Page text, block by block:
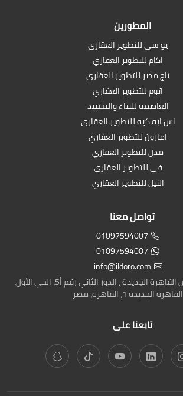
المطورين
يو سى للتطوير العقارى
اكام للتطوير العقاري
تاج مصر للتطوير العقاري
اتوم للتطوير العقاري
العاصمة للبناء والتشييد
اس ايه كيه للتطوير العقارى
امازون للتطوير العقاري
مدن للتطوير العقاري
في للتطوير العقاري
النيل للتطوير العقاري
تواصل معنا
01097594007
01097594007
info@ildoro.com
مبنى كور بيزنس القاهرة الجديدة ، الدور الثاني رقم أ5، الحي الأول،
القاهرة الجديدة 1، القاهرة، مصر
تابعنا على